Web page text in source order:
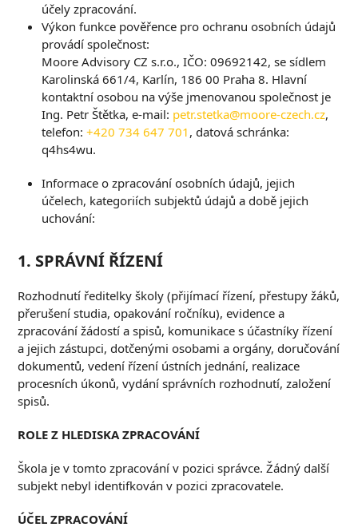
účely zpracování.
Výkon funkce pověřence pro ochranu osobních údajů
provádí společnost:
Moore Advisory CZ s.r.o., IČO: 09692142, se sídlem
Karolinská 661/4, Karlín, 186 00 Praha 8. Hlavní
kontaktní osobou na výše jmenovanou společnost je
Ing. Petr Štětka, e-mail: petr.stetka@moore-czech.cz,
telefon:+420 734 647 701 , datová schránka:
q4hs4wu.
Informace o zpracování osobních údajů, jejich
účelech, kategoriích subjektů údajů a době jejich
uchování:
1. SPRÁVNÍ ŘÍZENÍ
Rozhodnutí ředitelky školy (přijímací řízení, přestupy žáků,
přerušení studia, opakování ročníku), evidence a
zpracování žádostí a spisů, komunikace s účastníky řízení
a jejich zástupci, dotčenými osobami a orgány, doručování
dokumentů, vedení řízení ústních jednání, realizace
procesních úkonů, vydání správních rozhodnutí, založení
spisů.
ROLE Z HLEDISKAZPRACOVÁNÍ
Škola je v tomto zpracování v pozici správce. Žádný další
subjekt nebyl identifkován v pozici zpracovatele.
ÚČEL ZPRACOVÁNÍ